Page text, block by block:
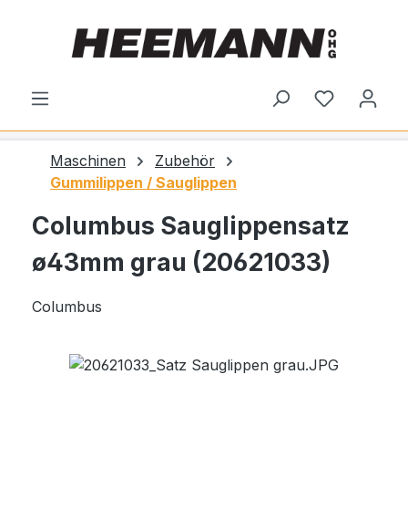
Du hast 0
Maschinen
Zubehör
Gummilippen / Sauglippen
Columbus Sauglippensatz
ø43mm grau (20621033)
Columbus
Bildergalerie überspringen